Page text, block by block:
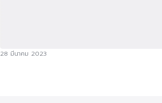
28 มีนาคม 2023